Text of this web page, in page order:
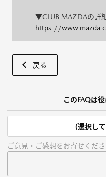
▼CLUB MAZDAの詳
https://
戻る
このFAQは
(選択し
ご意見・ご感想をお寄せくださ